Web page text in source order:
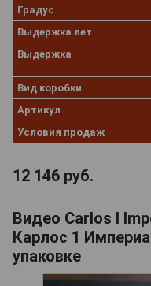
Градус
Выдержка лет
Выдержка
Вид коробки
Артикул
Условия продаж
12 146 руб.
Видео Carlos I
Карлос 1
упаковке